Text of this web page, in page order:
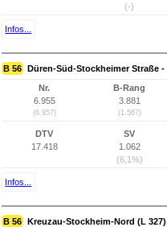
(-)
Infos...
B 56 Düren-Süd-Stockheimer Straße
Nr.
6.955
(6.957)
B-Rang
3.881
(1.567)
DTV
17.418
SV
1.062
(6,1%)
Infos...
B 56 Kreuzau-Stockheim-Nord (L